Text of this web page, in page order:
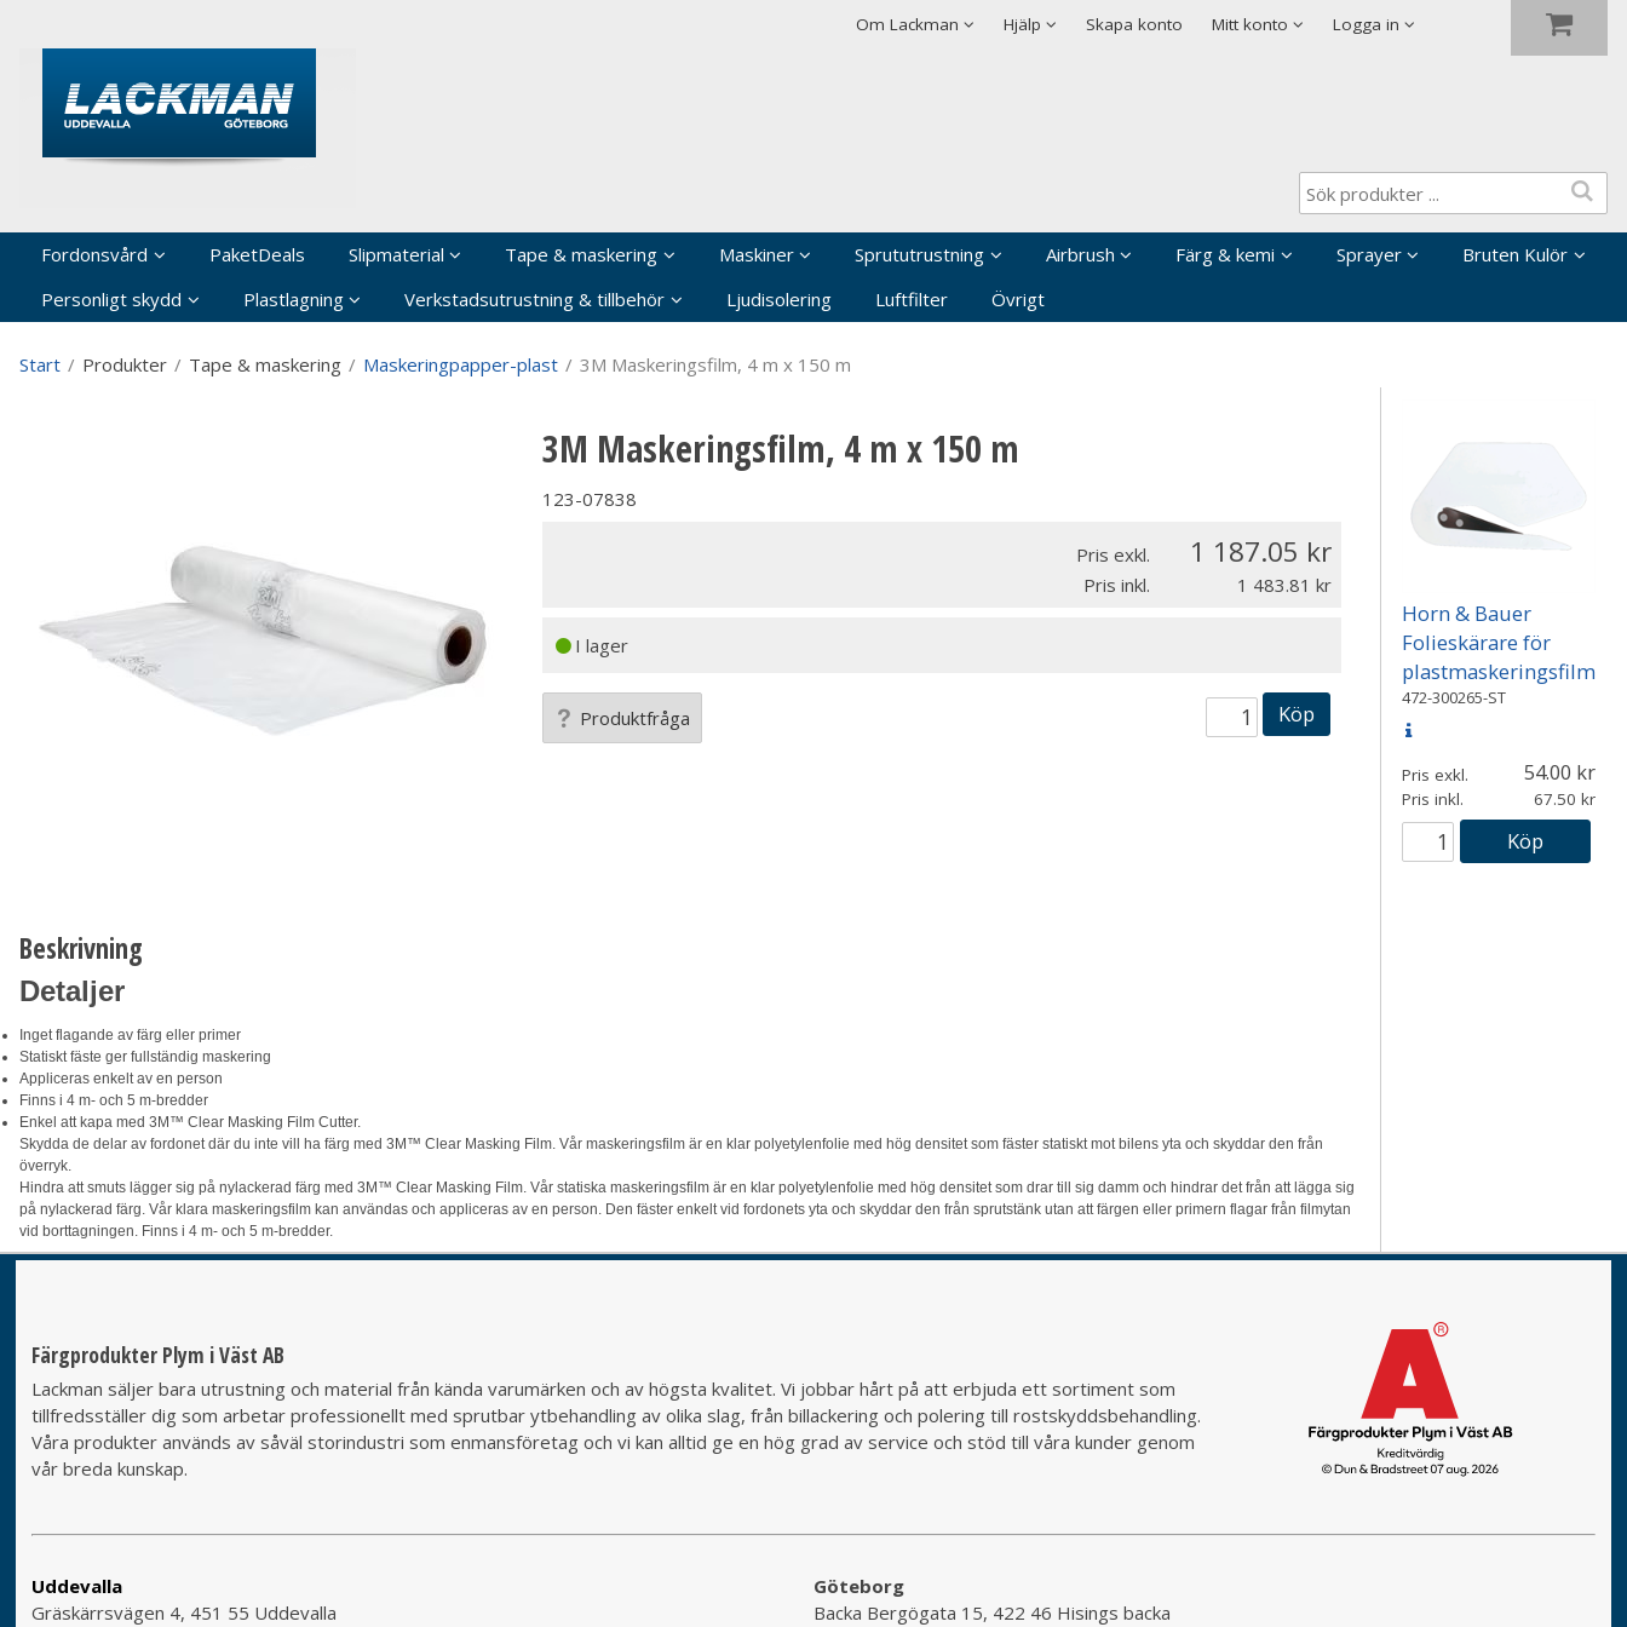
Om Lackman
Villkor Hjälp
Integritetspolicy Skapa konto Mitt konto Logga in
Skapa nytt konto
Fordonsvård PaketDeals Slipmaterial Tape & maskering Maskiner Sprututrustning Airbrush Färg & kemi Sprayer
Bruten Kulör
Personligt skydd
Plastlagning Verkstadsutrustning & tillbehör Ljudisolering Luftfilter Övrigt
Start / Produkter / Tape & maskering / Maskeringpapper-plast / 3M Maskeringsfilm, 4 m x 150 m
3M Maskeringsfilm, 4 m x 150 m
123-07838
Pris exkl. 1 187.05
Pris inkl. 1 483.81
I lager
Produktfråga Köp
Beskrivning
Detaljer
Inget flagande av färg eller primer
Statiskt fäste ger fullständig maskering
Appliceras enkelt av en person
Finns i 4 m- och 5 m-bredder
Enkel att kapa med 3M™ Clear Masking Film Cutter.
Skydda de delar av fordonet där du inte vill ha färg med 3M™ Clear Masking Film. Vår maskeringsfilm är en klar polyetylenfolie med hög densitet som fäster statiskt mot bilens yta och skyddar den från
överryk.
Hindra att smuts lägger sig på nylackerad färg med 3M™ Clear Masking Film. Vår statiska maskeringsfilm är en klar polyetylenfolie med hög densitet som drar till sig damm och hindrar det från att lägga sig
på nylackerad färg. Vår klara maskeringsfilm kan användas och appliceras av en person. Den fäster enkelt vid fordonets yta och skyddar den från sprutstänk utan att färgen eller primern flagar från filmytan
vid borttagningen. Finns i 4 m- och 5 m-bredder.
Horn & Bauer
Folieskärare för
plastmaskeringsfilm
472-300265-ST
Pris exkl. 54.00
Pris inkl. 67.50
Köp
Färgprodukter Plym i Väst AB
Lackman säljer bara utrustning och material från kända varumärken och av högsta kvalitet. Vi jobbar hårt på att erbjuda ett sortiment som
tillfredsställer dig som arbetar professionellt med sprutbar ytbehandling av olika slag, från billackering och polering till rostskyddsbehandling.
Våra produkter används av såväl storindustri som enmansföretag och vi kan alltid ge en hög grad av service och stöd till våra kunder genom
vår breda kunskap.
Uddevalla
Gräskärrsvägen 4, 451 55 Uddevalla
Göteborg
Backa Bergögata 15, 422 46 Hisings backa